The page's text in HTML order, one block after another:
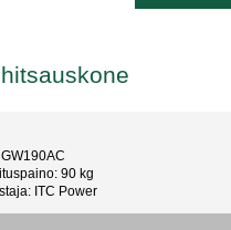
90 kg
ITC Power